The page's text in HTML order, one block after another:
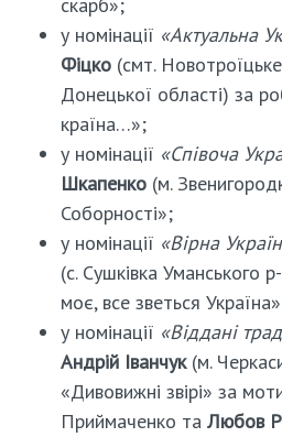
скарб»;
у номінації «Актуальна
Фіцко (смт.
Донецької області) за
країна…»;
у номінації «Співоча
Шкапенко (м.
Соборності»;
у номінації «Вірна
(с. Сушківка Уманського
моє, все зветься
у номінації «Віддані
Андрій Іванчук (м.
«Дивовижні звірі» за
Приймаченко та Любов